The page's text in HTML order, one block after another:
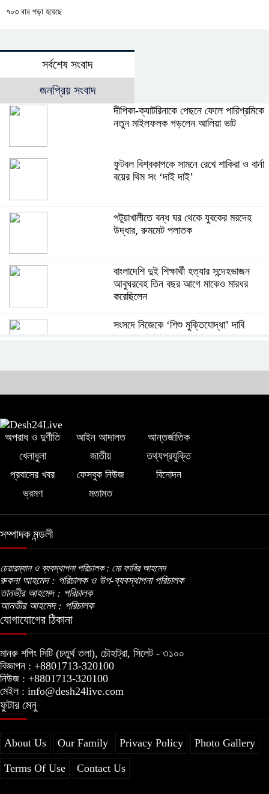
৭০৩ বার পড়া হয়েছে
সর্বশেষ সংবাদ
জনপ্রিয় সংবাদ
দীপিকা-ক্যাটরিনাকে পেছনে ফেলে পারিশ্রমিকে
নতুন মাইলফলক গড়লেন আলিয়া ভাট
ফুটবল বিশ্বকাপকে সামনে রেখে শাকিরা ও বার্না
বয়ের থিম সং ‘দাই দাই’
পটুয়াখালীতে বন্ধ ঘর থেকে যুবকের মরদেহ
উদ্ধার, রুমমেট পলাতক
বাংলাদেশি দুই শিক্ষার্থী হত্যার সন্দেহভাজন
আবুঘরবেহ তিন বছর আগে মাকেও মারধর
করেছিলেন
সংসদে নিজেকে ‘শিশু মুক্তিযোদ্ধা’ দাবি
করলেন জামায়াত নেতা তাহের
বিএনপির প্রতি আস্থা হারাচ্ছি: সংসদে নাহিদ
ইসলামের মন্তব্য
অপরাধ ও দুর্ণীতি আইন আদালত
আন্তর্জাতিক
খেলাধুলা
জাতীয়
তথ্যপ্রযুক্তি
প্রবাসের খবর
ফেসবুক নিউজ
বিনোদন
ভ্রমণ
মতামত
সম্পাদক মন্ডলী
চেয়ারম্যান ও ব্যবস্থাপনা পরিচালক : মো ফাবির আহমেদ
রুকনা আহমেদ : পরিচালক ও উপ-ব্যবস্থাপনা পরিচালক
তানভীর আহমেদ : পরিচালক
আনভীর আহমেদ : পরিচালক
যোগাযোগের ঠিকানা
মানরু শপিং সিটি (চতুর্থ তলা), চৌহাট্রা, সিলেট - ৩১০০
বিজ্ঞাপন : +8801713-320100
নিউজ : +8801713-320100
মেইল : info@desh24live.com
ফুটার মেনু
About Us Our Family Privacy Policy Photo Gallery
Terms Of Use Contact Us